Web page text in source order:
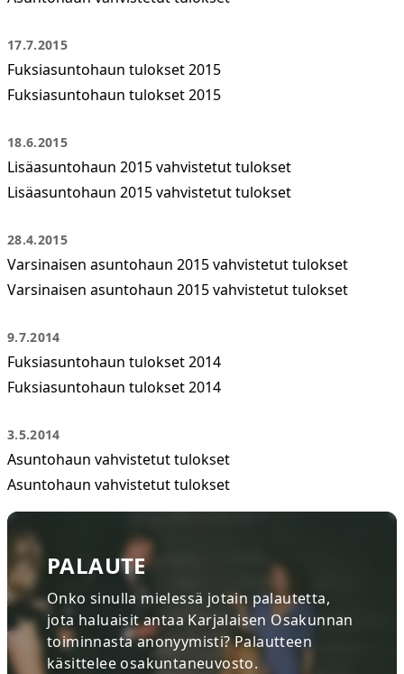
17.7.2015
Fuksiasuntohaun tulokset 2015
Fuksiasuntohaun tulokset 2015
18.6.2015
Lisäasuntohaun 2015 vahvistetut tulokset
Lisäasuntohaun 2015 vahvistetut tulokset
28.4.2015
Varsinaisen asuntohaun 2015 vahvistetut tulokset
Varsinaisen asuntohaun 2015 vahvistetut tulokset
9.7.2014
Fuksiasuntohaun tulokset 2014
Fuksiasuntohaun tulokset 2014
3.5.2014
Asuntohaun vahvistetut tulokset
Asuntohaun vahvistetut tulokset
PALAUTE
Onko sinulla mielessä jotain palautetta,
jota haluaisit antaa Karjalaisen Osakunnan
toiminnasta anonyymisti? Palautteen
käsittelee osakuntaneuvosto.